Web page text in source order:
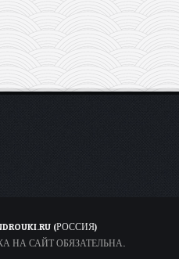
(РОССИЯ)
НА САЙТ ОБЯЗАТЕЛЬНА.